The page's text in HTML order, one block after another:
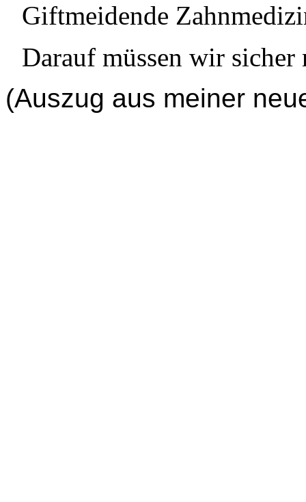
Giftmeidende
Darauf müssen wir sicher
(Auszug aus meiner